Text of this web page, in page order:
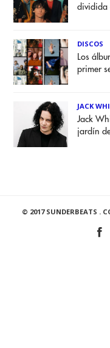
dividida
DISCOS
Los
primer
JACK
Jack
jardín
© 2017 SUNDERBEATS .